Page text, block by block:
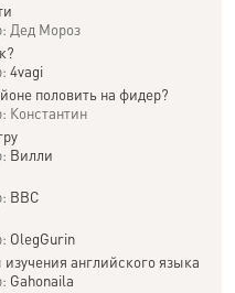
Дед Мороз
4vagi
половить на фидер?
Константин
Вилли
ВВС
OlegGurin
английского языка
Gahonaila